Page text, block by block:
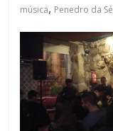
música, Penedro da Sé